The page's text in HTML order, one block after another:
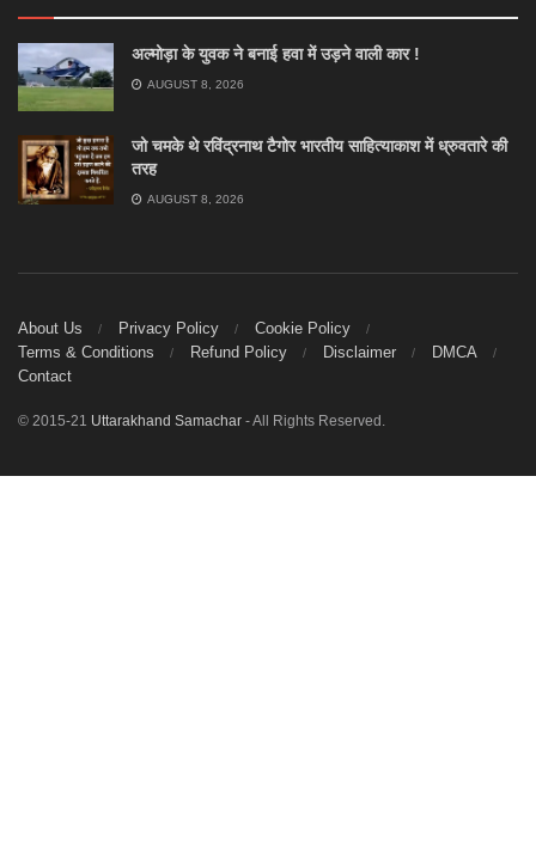
अल्मोड़ा के युवक ने बनाई हवा में उड़ने वाली कार !
AUGUST 8, 2026
जो चमके थे रविंद्रनाथ टैगोर भारतीय साहित्याकाश में ध्रुवतारे की
तरह
AUGUST 8, 2026
About Us Privacy Policy
Cookie Policy
Terms & Conditions
Refund Policy Disclaimer
DMCA
Contact
© 2015-21 Uttarakhand Samachar - All Rights Reserved.